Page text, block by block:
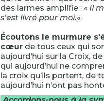
des larmes amplifie : « Il
s’est livré pour moi.«
Écoutons le murmure
cœurde tous ceux qui
aujourd’hui sur la Croix,
qui aujourd’hui ne
la croix qu’ils portent, de
aujourd’hui n’ont pas